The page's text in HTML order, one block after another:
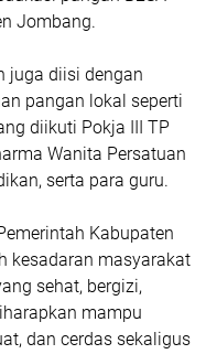
Jombang.
juga diisi dengan
pangan lokal seperti
diikuti Pokja III TP
Wanita Persatuan
serta para guru.
Kabupaten
kesadaran masyarakat
sehat, bergizi,
mampu
dan cerdas sekaligus